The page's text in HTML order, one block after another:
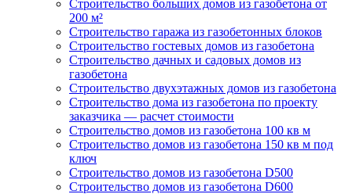
Строительство больших домов из газобетона от
200 м²
Строительство гаража из газобетонных блоков
Строительство гостевых домов из газобетона
Строительство дачных и садовых домов из
газобетона
Строительство двухэтажных домов из газобетона
Строительство дома из газобетона по проекту
заказчика — расчет стоимости
Строительство домов из газобетона 100 кв м
Строительство домов из газобетона 150 кв м под
ключ
Строительство домов из газобетона D500
Строительство домов из газобетона D600